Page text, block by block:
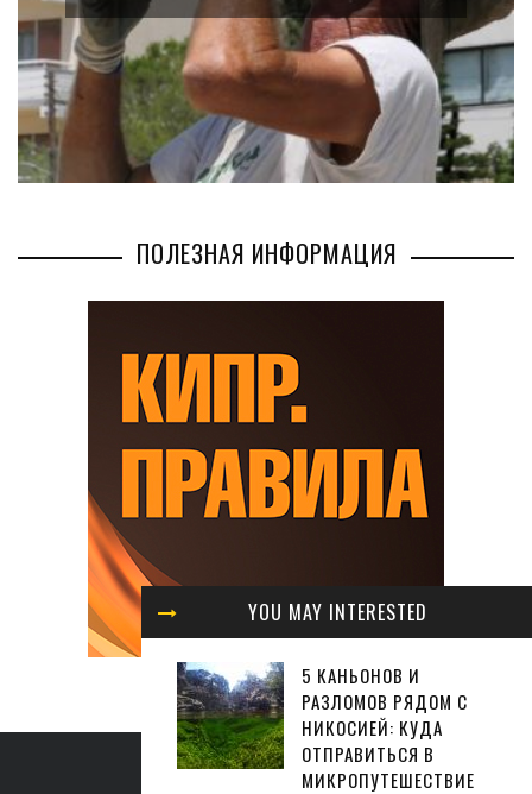
YOU MAY INTERESTED
5 КАНЬОНОВ И
РАЗЛОМОВ РЯДОМ С
НИКОСИЕЙ: КУДА
ОТПРАВИТЬСЯ В
МИКРОПУТЕШЕСТВИЕ
БИЗНЕС AUG 02, 2026
ПОЛЕЗНАЯ ИНФОРМАЦИЯ